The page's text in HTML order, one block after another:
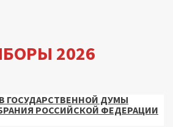
2026
ГОСУДАРСТВЕННОЙ ДУМЫ
РОССИЙСКОЙ ФЕДЕРАЦИИ